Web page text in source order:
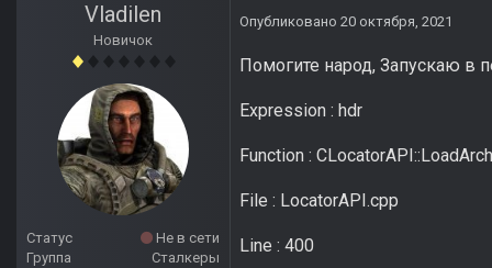
Vladilen
Новичок
Статус
Не в сети
Группа
Сталкеры
Опубликовано 20 октября, 2021
Помогите народ, Запускаю в
Expression : hdr
Function :
File : LocatorAPI.cpp
Line : 400